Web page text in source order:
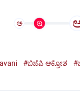
ಅ
#ಬಿಜೆಪಿ ಆಕ್ರೋಶ